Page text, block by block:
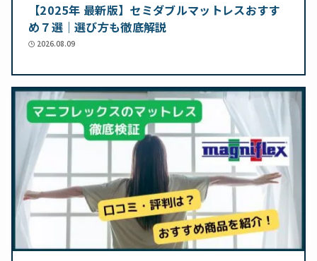
【2025年 最新版】セミダブルマットレスおすす
め７選｜選び方も徹底解説
2026.08.09